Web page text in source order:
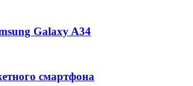
Galaxy A34
смартфона